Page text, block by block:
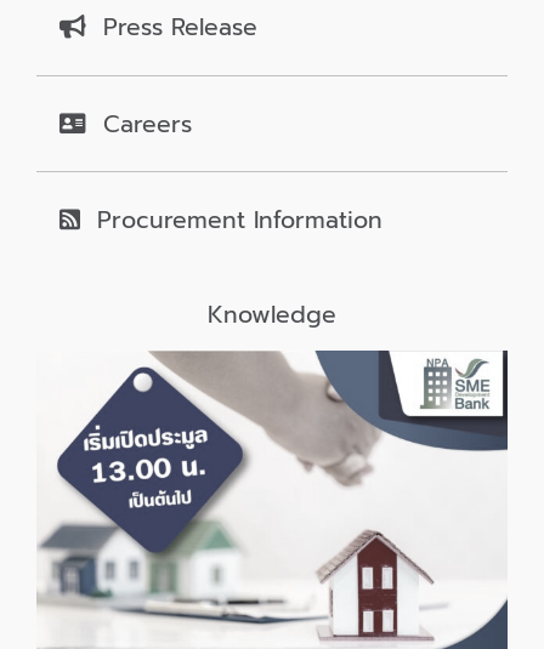
Press Release
Careers
Procurement Information
Knowledge